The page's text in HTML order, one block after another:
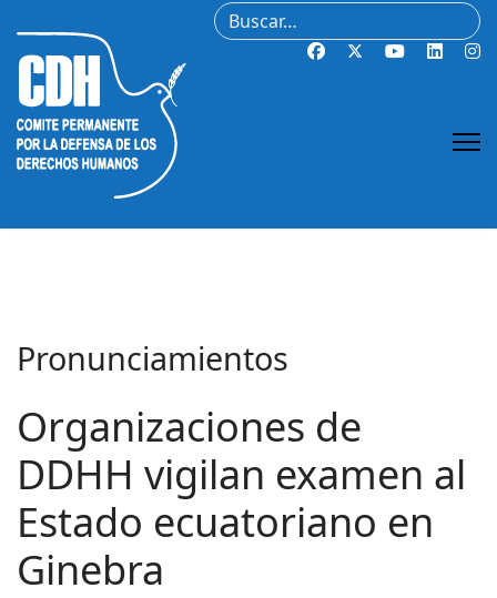
Buscar
Pronunciamientos
Organizaciones de
DDHH vigilan examen al
Estado ecuatoriano en
Ginebra